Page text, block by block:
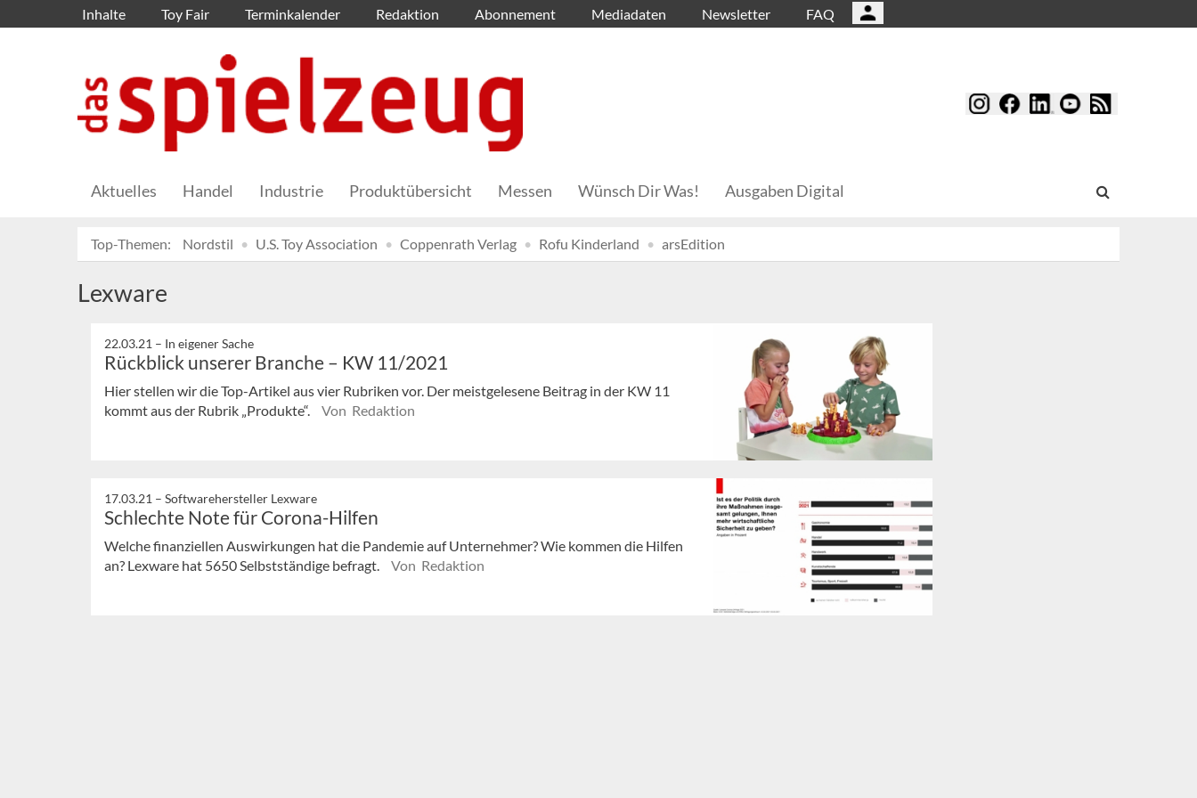
Inhalte Toy Fair Terminkalender Redaktion Abonnement Mediadaten Newsletter FAQ
Aktuelles Handel Industrie Produktübersicht Messen Wünsch Dir Was! Ausgaben Digital
Top-Themen: Nordstil U.S. Toy Association Coppenrath Verlag Rofu Kinderland arsEdition
Lexware
22.03.21 – In eigener Sache
Rückblick unserer Branche – KW 11/2021
Hier stellen wir die Top-Artikel aus vier Rubriken vor. Der meistgelesene Beitrag in der KW 11
kommt aus der Rubrik „Produkte“.
Von Redaktion
17.03.21 – Softwarehersteller Lexware
Schlechte Note für Corona-Hilfen
Welche finanziellen Auswirkungen hat die Pandemie auf Unternehmer? Wie kommen die Hilfen
an? Lexware hat 5650 Selbstständige befragt.
Von Redaktion